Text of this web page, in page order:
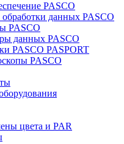
PASCO
данных PASCO
PASCO
данных PASCO
PASCO PASPORT
PASCO
цвета и PAR